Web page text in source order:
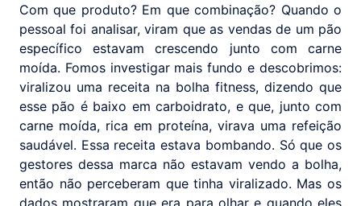
Com que produto? Em que combinação? Quando o
pessoal foi analisar, viram que as vendas de um pão
específico estavam crescendo junto com carne
moída. Fomos investigar mais fundo e descobrimos:
viralizou uma receita na bolha fitness, dizendo que
esse pão é baixo em carboidrato, e que, junto com
carne moída, rica em proteína, virava uma refeição
saudável. Essa receita estava bombando. Só que os
gestores dessa marca não estavam vendo a bolha,
então não perceberam que tinha viralizado. Mas os